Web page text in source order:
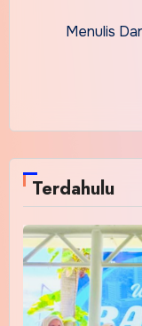
Menulis
Terdahulu